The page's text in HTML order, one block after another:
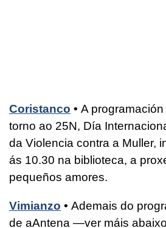
Coristanco • A
torno ao 25N, Día
da Violencia contra a Muller,
ás 10.30 na biblioteca, a
pequeños amores.
Vimianzo • Ademais do
de aAntena —ver máis